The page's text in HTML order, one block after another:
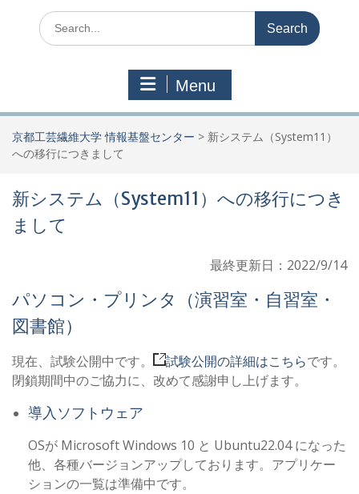
Search
for:
Menu
京都工芸繊維大学 情報基盤センター > 新システム（System11）
への移行につきまして
新システム（System11）への移行につき
まして
最終更新日：2022/9/14
パソコン・プリンタ（演習室・自習室・
図書館）
現在、試験公開中です。 試験公開の詳細はこちらです。
閉鎖期間中のご協力に、改めて感謝申し上げます。
導入ソフトウェア
OSが Microsoft Windows 10 と Ubuntu22.04 になった
他、各種バージョンアップしております。アプリケー
ションの一覧は準備中です。